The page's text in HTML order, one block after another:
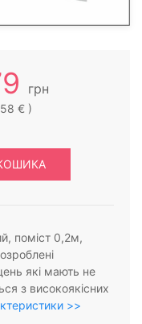
грн
€ )
поміст 0,2м,
які мають не
з високоякісних
>>